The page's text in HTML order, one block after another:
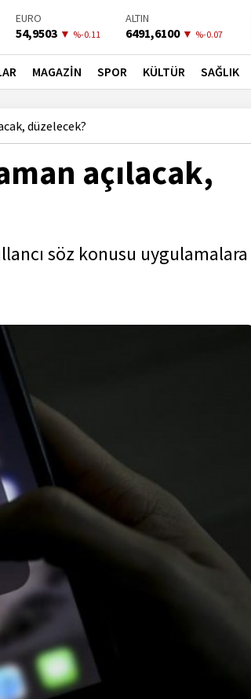
EURO
54,9503 ▼ %-0.11
ALTIN
6491,6100 ▼ %-0.07
PETROL
81,6600▲ %3.5
BONO
41,5300 ▼ %-0.02
MAGAZİN SPOR KÜLTÜR SAĞLIK
düzelecek?
açılacak,
söz konusu uygulamalara